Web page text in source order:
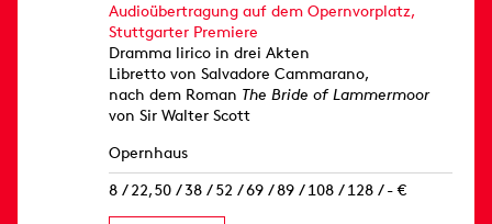
Audioübertragung auf dem Opernvorplatz,
Stuttgarter Premiere
Dramma lirico in drei Akten
Libretto von Salvadore Cammarano,
nach dem Roman The Bride of Lammermoor
von Sir Walter Scott
Opernhaus
8 / 22,50 / 38 / 52 / 69 / 89 / 108 / 128 / - €